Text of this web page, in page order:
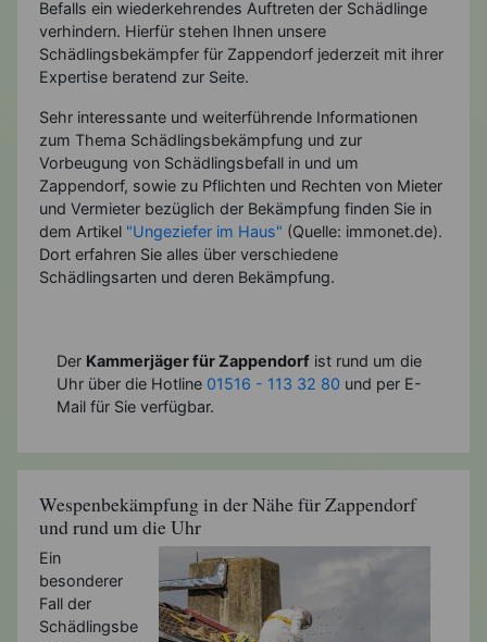
Befalls ein wiederkehrendes Auftreten der Schädlinge
verhindern. Hierfür stehen Ihnen unsere
Schädlingsbekämpfer für Zappendorf jederzeit mit ihrer
Expertise beratend zur Seite.
Sehr interessante und weiterführende Informationen
zum Thema Schädlingsbekämpfung und zur
Vorbeugung von Schädlingsbefall in und um
Zappendorf, sowie zu Pflichten und Rechten von Mieter
und Vermieter bezüglich der Bekämpfung finden Sie in
dem Artikel "Ungeziefer im Haus" (Quelle: immonet.de).
Dort erfahren Sie alles über verschiedene
Schädlingsarten und deren Bekämpfung.
Der Kammerjäger für Zappendorf ist rund um die
Uhr über die Hotline 01516 - 113 32 80 und per E-
Mail für Sie verfügbar.
Wespenbekämpfung in der Nähe für Zappendorf
und rund um die Uhr
Ein
besonderer
Fall der
Schädlingsbe